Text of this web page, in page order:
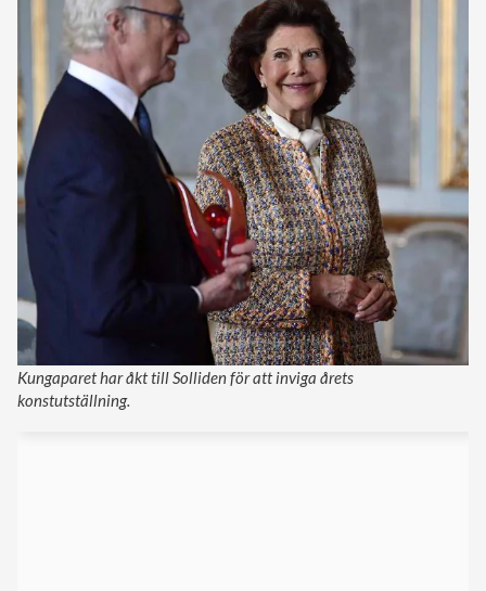
Kungaparet har åkt till Solliden för att inviga årets
konstutställning.